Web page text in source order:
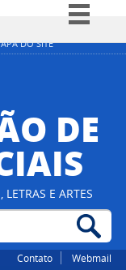
DO SITE
à informação
Canais
DE
E ARTES
Contato Webmail